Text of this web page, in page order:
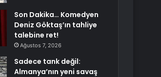
Son Dakika… Komedyen
Deniz Göktaş’ın tahliye
talebine ret!
Ağustos 7, 2026
Sadece tank değil:
Almanya’nın yeni savaş